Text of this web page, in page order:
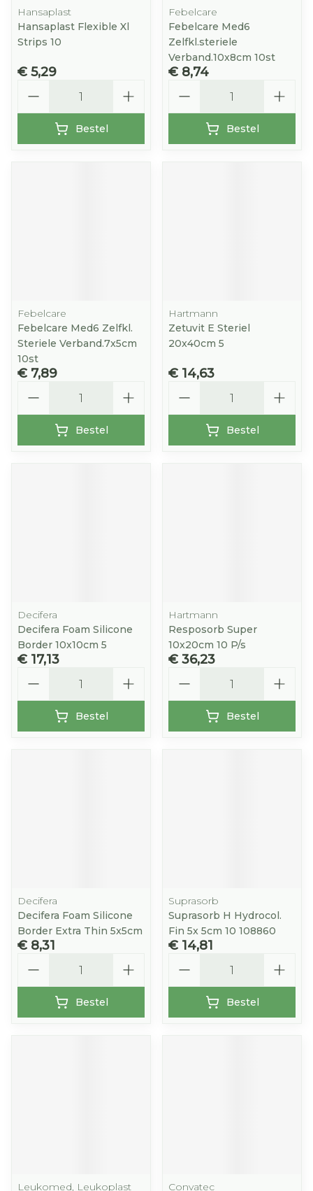
Hansaplast
Hansaplast Flexible Xl
Strips 10
€ 5,29
Bestel
Febelcare
Febelcare Med6
Zelfkl.steriele
Verband.10x8cm 10st
€ 8,74
Bestel
Febelcare
Febelcare Med6 Zelfkl.
Steriele Verband.7x5cm
10st
€ 7,89
Bestel
Hartmann
Zetuvit E Steriel
20x40cm 5
€ 14,63
Bestel
Decifera
Decifera Foam Silicone
Border 10x10cm 5
€ 17,13
Bestel
Hartmann
Resposorb Super
10x20cm 10 P/s
€ 36,23
Bestel
Decifera
Decifera Foam Silicone
Border Extra Thin 5x5cm
€ 8,31
Bestel
Suprasorb
Suprasorb H Hydrocol.
Fin 5x 5cm 10 108860
€ 14,81
Bestel
Leukomed, Leukoplast
Convatec